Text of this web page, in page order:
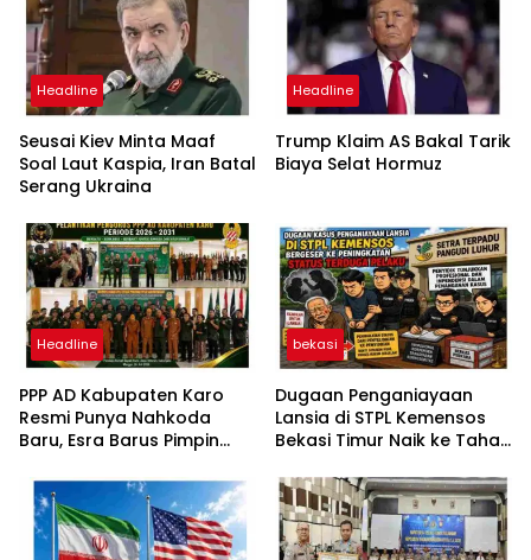
Headline
Seusai Kiev Minta Maaf
Soal Laut Kaspia, Iran Batal
Serang Ukraina
Headline
Trump Klaim AS Bakal Tarik
Biaya Selat Hormuz
Headline
PPP AD Kabupaten Karo
Resmi Punya Nahkoda
Baru, Esra Barus Pimpin
bekasi
Dugaan Penganiayaan
Lansia di STPL Kemensos
Bekasi Timur Naik ke Tahap
Minta Proses Transparan
dan Bebas Intervensi